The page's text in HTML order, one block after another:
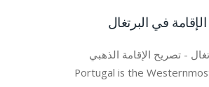
الإقامة في البرتغال
- تصريح الإقامة الذهبي
(GRP)Portugal is the